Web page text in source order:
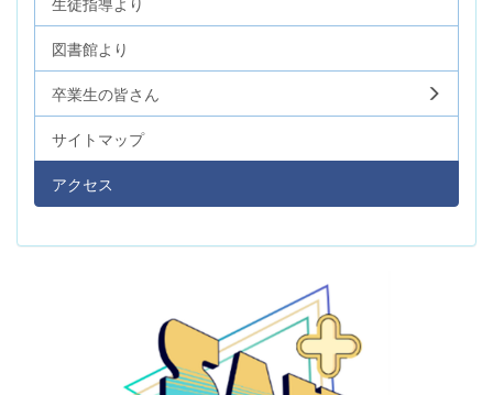
図書館より
卒業生の皆さん
サイトマップ
アクセス